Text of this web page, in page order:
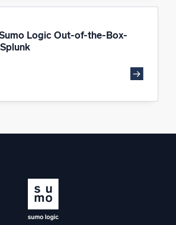
Logic Out-of-the-Box-